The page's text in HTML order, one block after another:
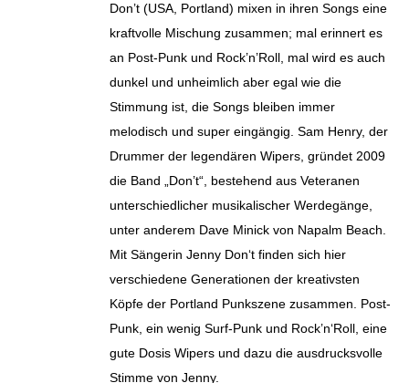
Don’t (USA, Portland) mixen in ihren Songs eine
kraftvolle Mischung zusammen; mal erinnert es
an Post-Punk und Rock’n’Roll, mal wird es auch
dunkel und unheimlich aber egal wie die
Stimmung ist, die Songs bleiben immer
melodisch und super eingängig. Sam Henry, der
Drummer der legendären Wipers, gründet 2009
die Band „Don’t“, bestehend aus Veteranen
unterschiedlicher musikalischer Werdegänge,
unter anderem Dave Minick von Napalm Beach.
Mit Sängerin Jenny Don‘t finden sich hier
verschiedene Generationen der kreativsten
Köpfe der Portland Punkszene zusammen. Post-
Punk, ein wenig Surf-Punk und Rock’n‘Roll, eine
gute Dosis Wipers und dazu die ausdrucksvolle
Stimme von Jenny.